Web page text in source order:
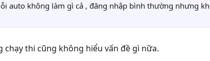
auto không làm gì cả , đăng nhập bình thường nhưng
chạy thi cũng không hiểu vấn đề gì nữa.